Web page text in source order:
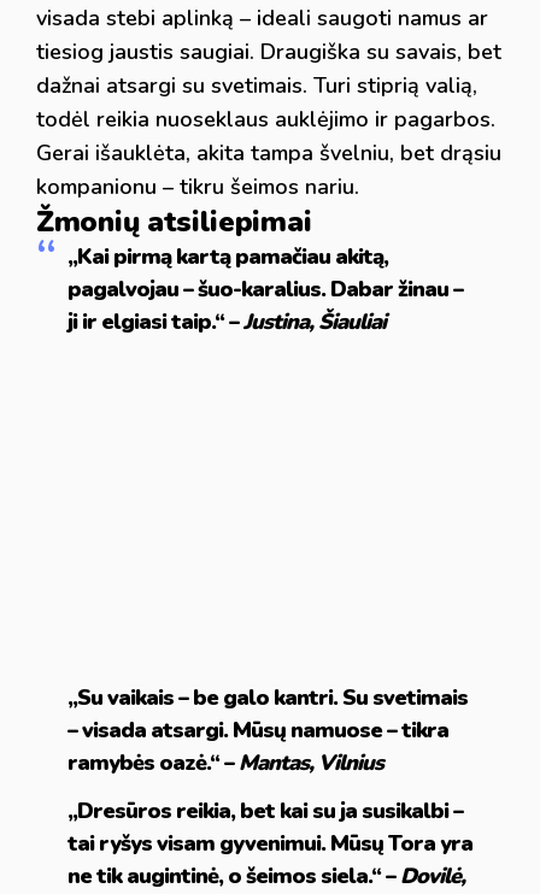
visada stebi aplinką – ideali saugoti namus ar
tiesiog jaustis saugiai. Draugiška su savais, bet
dažnai atsargi su svetimais. Turi stiprią valią,
todėl reikia nuoseklaus auklėjimo ir pagarbos.
Gerai išauklėta, akita tampa švelniu, bet drąsiu
kompanionu – tikru šeimos nariu.
Žmonių atsiliepimai
„Kai pirmą kartą pamačiau akitą,
pagalvojau – šuo-karalius. Dabar žinau –
ji ir elgiasi taip.“ –Justina, Šiauliai
„Su vaikais – be galo kantri. Su svetimais
– visada atsargi. Mūsų namuose – tikra
ramybės oazė.“ –Mantas, Vilnius
„Dresūros reikia, bet kai su ja susikalbi –
tai ryšys visam gyvenimui. Mūsų Tora yra
ne tik augintinė, o šeimos siela.“ –Dovilė,